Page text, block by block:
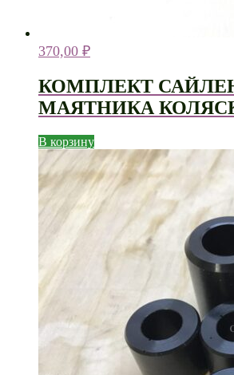
370,00 ₽
КОМПЛЕКТ
МАЯТНИКА
В корзину